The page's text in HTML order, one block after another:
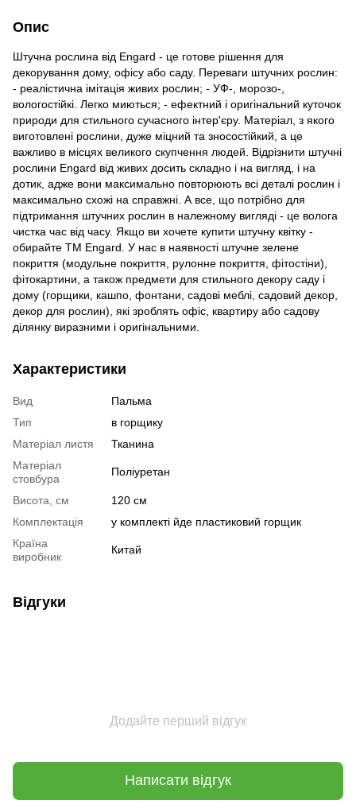
Опис
Штучна рослина від Engard - це готове рішення для
декорування дому, офісу або саду. Переваги штучних рослин:
- реалістична імітація живих рослин; - УФ-, морозо-,
вологостійкі. Легко миються; - ефектний і оригінальний куточок
природи для стильного сучасного інтер'єру. Матеріал, з якого
виготовлені рослини, дуже міцний та зносостійкий, а це
важливо в місцях великого скупчення людей. Відрізнити штучні
рослини Engard від живих досить складно і на вигляд, і на
дотик, адже вони максимально повторюють всі деталі рослин і
максимально схожі на справжні. А все, що потрібно для
підтримання штучних рослин в належному вигляді - це волога
чистка час від часу. Якщо ви хочете купити штучну квітку -
обирайте ТМ Engard. У нас в наявності штучне зелене
покриття (модульне покриття, рулонне покриття, фітостіни),
фітокартини, а також предмети для стильного декору саду і
дому (горщики, кашпо, фонтани, садові меблі, садовий декор,
декор для рослин), які зроблять офіс, квартиру або садову
ділянку виразними і оригінальними.
Характеристики
Вид
Пальма
Тип
в горщику
Матеріал листя
Тканина
Матеріал
стовбура
Поліуретан
Висота, см
120 см
Комплектація
у комплекті йде пластиковий горщик
Країна
виробник
Китай
Відгуки
Додайте перший відгук
Написати відгук